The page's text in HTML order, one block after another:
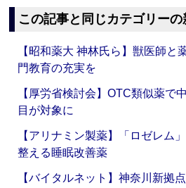
この記事と同じカテゴリー
【昭和薬大 神林氏ら】獣医師と
門教育の充実を
【厚労省検討会】OTC類似薬で
目が対象に
【アリナミン製薬】「ロゼレム
整える睡眠改善薬
【バイタルネット】神奈川新拠